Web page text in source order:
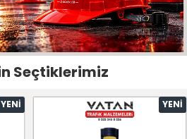
Seçtiklerimiz
YENI YENI